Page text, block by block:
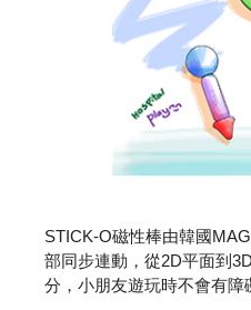
STICK-O磁性棒由韓國
部同步連動，從2D平面到
分，小朋友遊玩時不會有